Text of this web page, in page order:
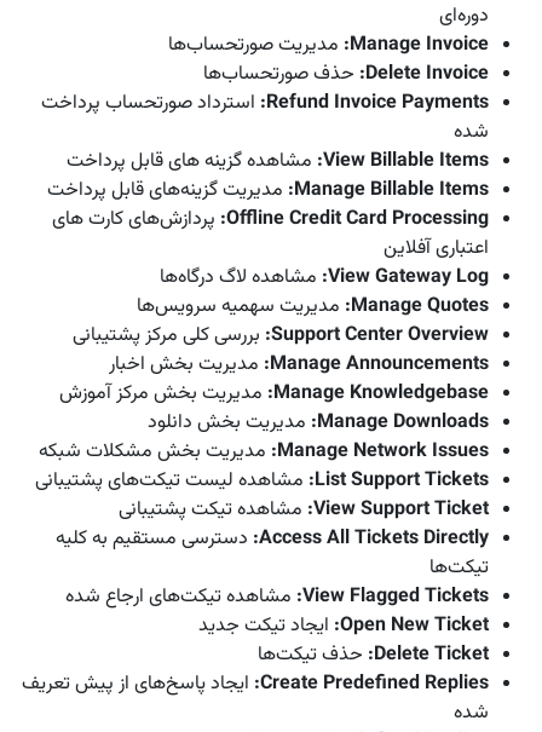
دوره‌ای
Manage Invoice
: مدیریت صورتحساب‌ها
Delete Invoice
: حذف صورتحساب‌ها
Refund Invoice Payments
: استرداد صورتحساب پرداخت
شده
View Billable Items
: مشاهده گزینه های قابل پرداخت
Manage Billable Items
: مدیریت گزینه‌های قابل پرداخت
Offline Credit Card Processing
: پردازش‌های کارت های
اعتباری آفلاین
View Gateway Log
: مشاهده لاگ درگاه‌ها
Manage Quotes
: مدیریت سهمیه سرویس‌ها
Support Center Overview
: بررسی کلی مرکز پشتیبانی
Manage Announcements
: مدیریت بخش اخبار
Manage Knowledgebase
: مدیریت بخش مرکز آموزش
Manage Downloads
: مدیریت بخش دانلود
Manage Network Issues
: مدیریت بخش مشکلات شبکه
List Support Tickets
: مشاهده لیست تیکت‌های پشتیبانی
View Support Ticket
: مشاهده تیکت پشتیبانی
Access All Tickets Directly
: دسترسی مستقیم به کلیه
تیکت‌ها
View Flagged Tickets
: مشاهده تیکت‌های ارجاع شده
Open New Ticket
: ایجاد تیکت جدید
Delete Ticket
: حذف تیکت‌ها
Create Predefined Replies
: ایجاد پاسخ‌های از پیش تعریف
شده